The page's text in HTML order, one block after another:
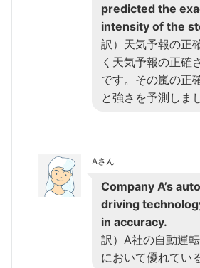
predicted the
intensity of the
訳）天気予報の正
く天気予報の正確
です。その嵐の正
と強さを予測しま
Aさん
Company A’s
driving
in accuracy.
訳）A社の自動運
において優れている